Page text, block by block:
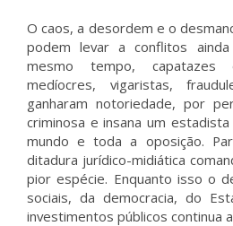
O caos, a desordem e o
podem levar a conflitos
mesmo tempo,
medíocres, vigaristas,
ganharam notoriedade, por
criminosa e insana um
mundo e toda a oposição.
ditadura jurídico-midiática
pior espécie. Enquanto isso o
sociais, da democracia, do
investimentos públicos continua